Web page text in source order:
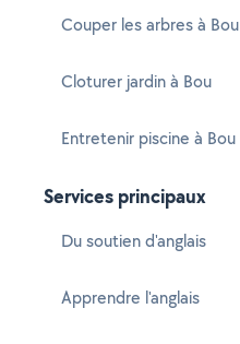
Couper les arbres à Bou
Cloturer jardin à Bou
Entretenir piscine à Bou
Services principaux
Du soutien d'anglais
Apprendre l'anglais